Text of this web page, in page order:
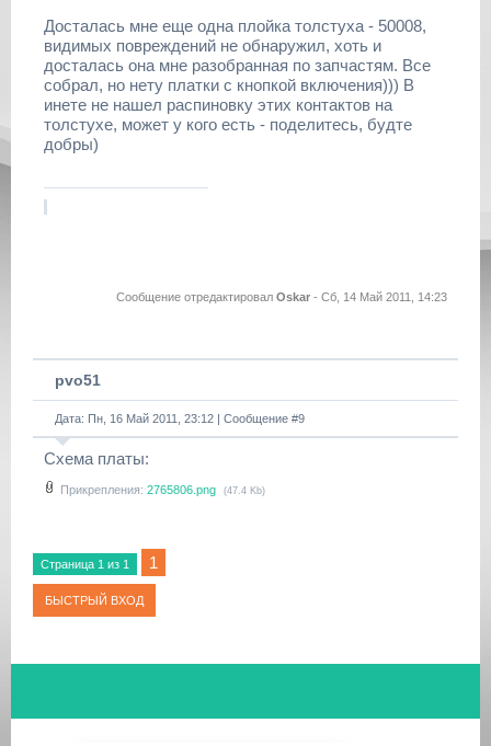
Досталась мне еще одна плойка толстуха - 50008,
видимых повреждений не обнаружил, хоть и
досталась она мне разобранная по запчастям. Все
собрал, но нету платки с кнопкой включения))) В
инете не нашел распиновку этих контактов на
толстухе, может у кого есть - поделитесь, будте
добры)
Сообщение отредактировал Oskar - Сб, 14 Май 2011, 14:23
pvo51
Дата: Пн, 16 Май 2011, 23:12 | Сообщение #9
Схема платы:
Прикрепления: 2765806.png (47.4 Kb)
Страница 1 из 1 1